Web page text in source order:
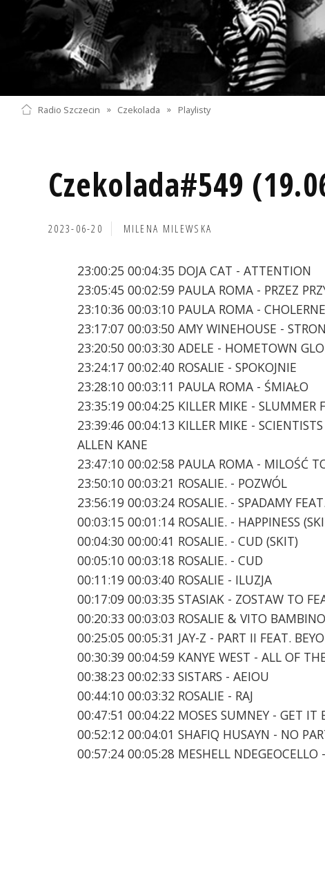
Radio Szczecin » Czekolada » Playlisty
Czekolada#549
2023-06-20 MILENA MILEWSKA
23:00:25 00:04:35 DOJA CAT - ATTENTION
23:05:45 00:02:59 PAULA ROMA - PRZEZ
23:10:36 00:03:10 PAULA ROMA -
23:17:07 00:03:50 AMY WINEHOUSE -
23:20:50 00:03:30 ADELE - HOMETOWN
23:24:17 00:02:40 ROSALIE - SPOKOJNIE
23:28:10 00:03:11 PAULA ROMA - ŚMIAŁO
23:35:19 00:04:25 KILLER MIKE - SLUMMER
23:39:46 00:04:13 KILLER MIKE -
ALLEN KANE
23:47:10 00:02:58 PAULA ROMA - MILOŚĆ
23:50:10 00:03:21 ROSALIE. - POZWÓL
23:56:19 00:03:24 ROSALIE. - SPADAMY
00:03:15 00:01:14 ROSALIE. - HAPPINESS
00:04:30 00:00:41 ROSALIE. - CUD (SKIT)
00:05:10 00:03:18 ROSALIE. - CUD
00:11:19 00:03:40 ROSALIE - ILUZJA
00:17:09 00:03:35 STASIAK - ZOSTAW TO
00:20:33 00:03:03 ROSALIE & VITO
00:25:05 00:05:31 JAY-Z - PART II FEAT.
00:30:39 00:04:59 KANYE WEST - ALL OF
00:38:23 00:02:33 SISTARS - AEIOU
00:44:10 00:03:32 ROSALIE - RAJ
00:47:51 00:04:22 MOSES SUMNEY - GET IT
00:52:12 00:04:01 SHAFIQ HUSAYN - NO
00:57:24 00:05:28 MESHELL